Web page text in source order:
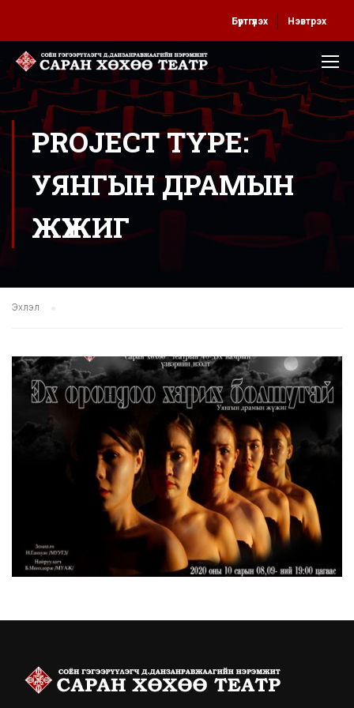
Бүртгүүлэх Нэвтрэх
PROJECT TYPE:
УЯНГЫН ДРАМЫН
ЖҮЖИГ
Эхлэл